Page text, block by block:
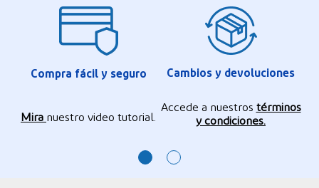
Compra fácil y seguro
Mira nuestro video tutorial.
Cambios y devoluciones
Accede a nuestros términos
y condiciones.